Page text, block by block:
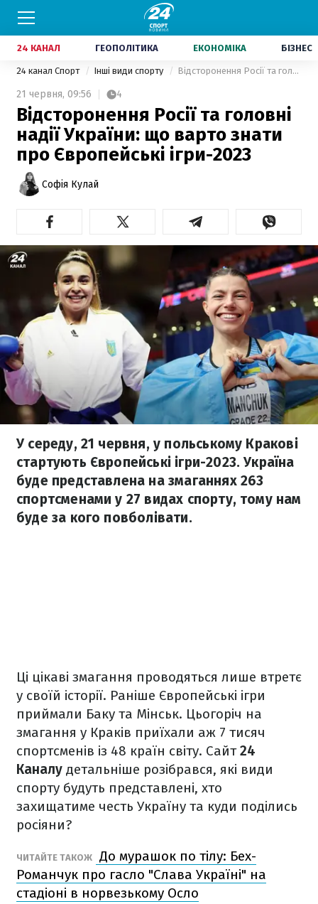
24 КАНАЛ ГЕОПОЛІТИКА ЕКОНОМІКА БІЗНЕС
24 канал Спорт Інші види спорту Відсторонення Росії та головні надії України: що варто знати про Європейські ігри-2023
21 червня, 09:56 4
Відсторонення Росії та головні
надії України: що варто знати
про Європейські ігри-2023
Софія Кулай
У середу, 21 червня, у польському Кракові
стартують Європейські ігри-2023. Україна
буде представлена на змаганнях 263
спортсменами у 27 видах спорту, тому нам
буде за кого повболівати.
Ці цікаві змагання проводяться лише втретє
у своїй історії. Раніше Європейські ігри
приймали Баку та Мінськ. Цьогоріч на
змагання у Краків приїхали аж 7 тисяч
спортсменів із 48 країн світу. Сайт24
Каналу детальніше розібрався, які види
спорту будуть представлені, хто
захищатиме честь Україну та куди поділись
росіяни?
ЧИТАЙТЕ ТАКОЖ
До мурашок по тілу: Бех-
Романчук про гасло "Слава Україні" на
стадіоні в норвезькому Осло